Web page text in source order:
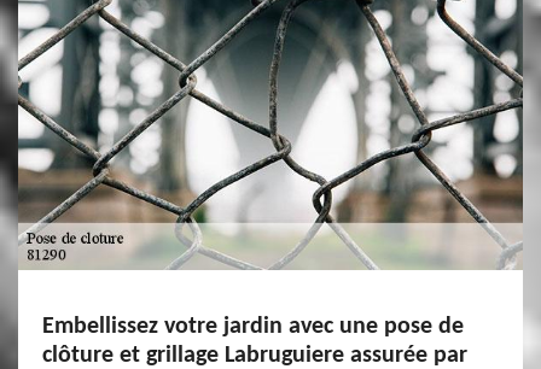
Embellissez votre jardin avec une pose de
clôture et grillage Labruguiere assurée par